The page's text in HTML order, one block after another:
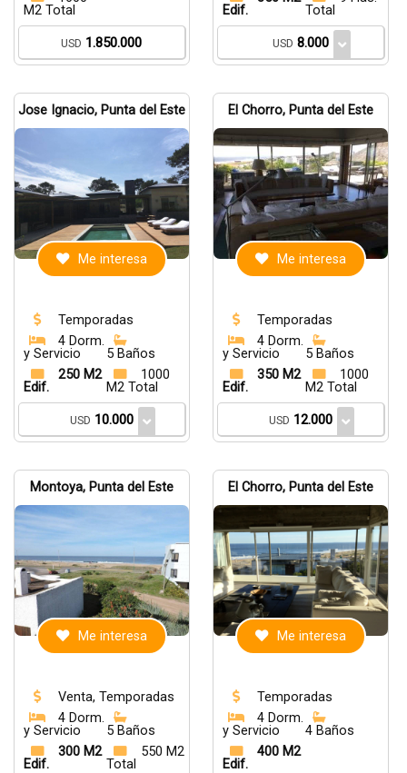
M2 Total
USD 1.850.000
Edif.
Total
USD 8.000
Jose Ignacio, Punta del Este
Me interesa
Temporadas
4 Dorm.
y Servicio
5 Baños
250 M2
Edif.
1000
M2 Total
USD 10.000
El Chorro, Punta del Este
Me interesa
Temporadas
4 Dorm.
y Servicio
5 Baños
350 M2
Edif.
1000
M2 Total
USD 12.000
Montoya, Punta del Este
Me interesa
Venta, Temporadas
4 Dorm.
y Servicio
5 Baños
300 M2
Edif.
550 M2
Total
El Chorro, Punta del Este
Me interesa
Temporadas
4 Dorm.
y Servicio
4 Baños
400 M2
Edif.